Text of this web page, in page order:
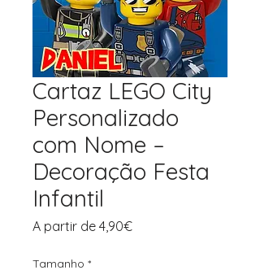
Cartaz LEGO City
Personalizado
com Nome –
Decoração Festa
Infantil
A partir de 4,90€Preço
Tamanho *